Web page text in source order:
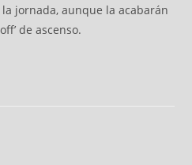
jornada, aunque la acabarán
de ascenso.